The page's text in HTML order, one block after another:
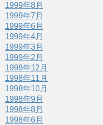
1999年8月
1999年7月
1999年6月
1999年4月
1999年3月
1999年2月
1998年12月
1998年11月
1998年10月
1998年9月
1998年8月
1998年6月